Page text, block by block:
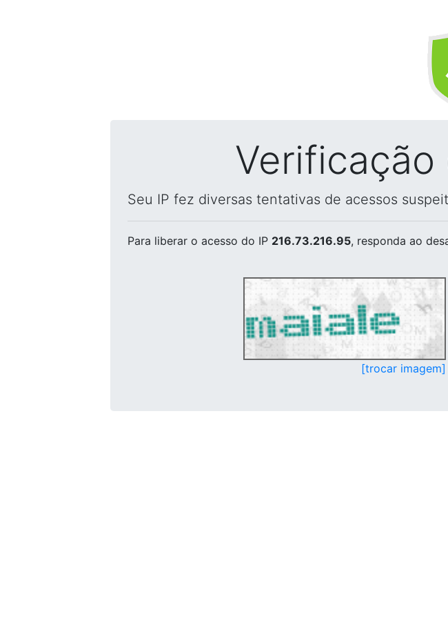
Verificação
Seu IP fez diversas tentativas de acessos
Para liberar o acesso do IP 216.73.216.95, responda ao
[trocar imagem]